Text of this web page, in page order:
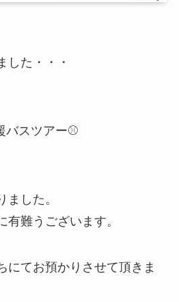
した・・・
バスツアー⚾
ました。
有難うございます。
にてお預かりさせて頂きま